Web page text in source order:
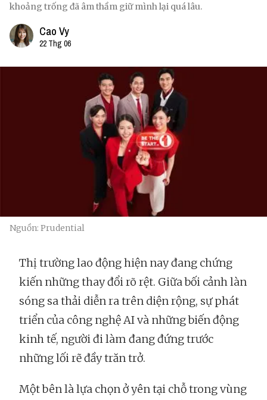
khoảng trống đã âm thầm giữ mình lại quá lâu.
Cao Vy
22 Thg 06
Nguồn: Prudential
Thị trường lao động hiện nay đang chứng
kiến những thay đổi rõ rệt. Giữa bối cảnh làn
sóng sa thải diễn ra trên diện rộng, sự phát
triển của công nghệ AI và những biến động
kinh tế, người đi làm đang đứng trước
những lối rẽ đầy trăn trở.
Một bên là lựa chọn ở yên tại chỗ trong vùng